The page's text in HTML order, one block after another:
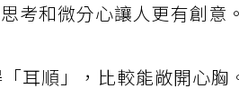
考和微分心讓人更有創意。
耳順」，比較能敞開心胸。